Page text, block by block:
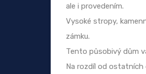
ale i provedením.
Vysoké stropy,
zámku.
Tento působivý dům
Na rozdíl od ostatních